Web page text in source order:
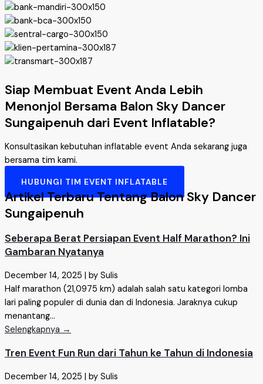
Siap Membuat Event Anda Lebih
Menonjol Bersama Balon Sky Dancer
Sungaipenuh dari Event Inflatable?
Konsultasikan kebutuhan inflatable event Anda sekarang juga
bersama tim kami.
HUBUNGI TIM EVENT INFLATABLE
Artikel Terbaru Tentang Balon Sky Dancer
Sungaipenuh
Seberapa Berat Persiapan Event Half Marathon? Ini
Gambaran Nyatanya
December 14, 2025
by Sulis
Half marathon (21,0975 km) adalah salah satu kategori lomba
lari paling populer di dunia dan di Indonesia. Jaraknya cukup
menantang...
Selengkapnya →
Tren Event Fun Run dari Tahun ke Tahun di Indonesia
December 14, 2025
by Sulis